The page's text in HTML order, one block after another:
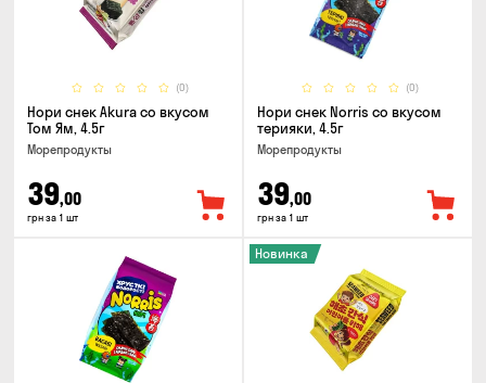
(0)
Нори снек Akura со вкусом
Том Ям, 4.5г
Морепродукты
39,00
грн за 1 шт
(0)
Нори снек Norris со вкусом
терияки, 4.5г
Морепродукты
39,00
грн за 1 шт
Новинка